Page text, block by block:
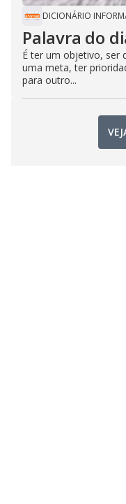
DICIONÁRIO
Palavra do
É ter um objetivo, ser
uma meta, ter
para outro...